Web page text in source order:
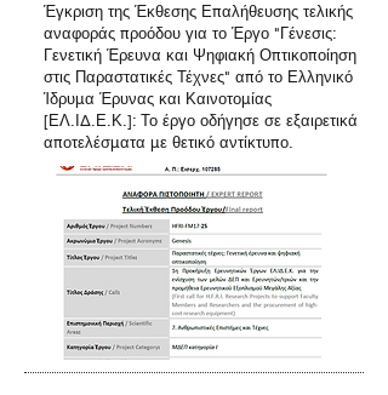
Έγκριση της Έκθεσης Επαλήθευσης τελικής
αναφοράς προόδου για το Έργο "Γένεσις:
Γενετική Έρευνα και Ψηφιακή Οπτικοποίηση
στις Παραστατικές Τέχνες" από το Ελληνικό
Ίδρυμα Έρυνας και Καινοτομίας
[ΕΛ.ΙΔ.Ε.Κ.]: Το έργο οδήγησε σε εξαιρετικά
αποτελέσματα με θετικό αντίκτυπο.